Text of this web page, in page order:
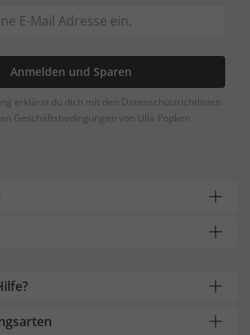
Anmelden und Sparen
erklärst du dich mit den Datenschutzrichtlinien
Geschäftsbedingungen von Ulla Popken